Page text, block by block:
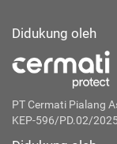
Didukung oleh
PT Cermati Pialang
KEP-596/PD.02/